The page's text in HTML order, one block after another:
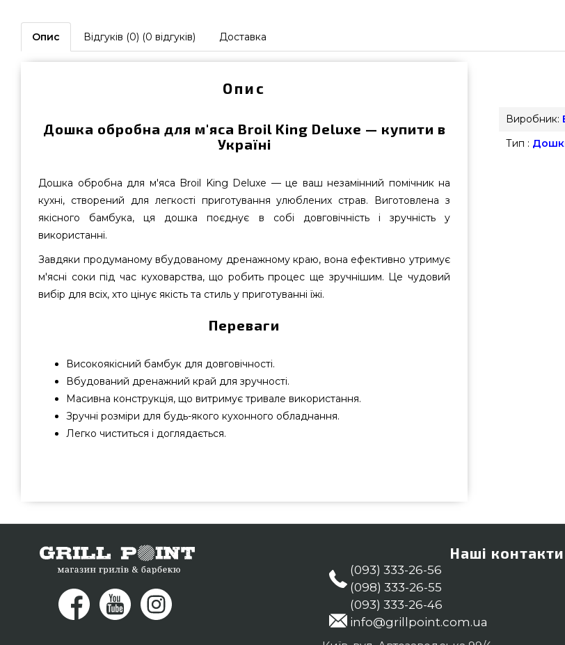
Опис Відгуків (0) (0 відгуків) Доставка
Опис
Дошка обробна для м'яса Broil King Deluxe — купити в
Україні
Дошка обробна для м'яса Broil King Deluxe — це ваш незамінний помічник на
кухні, створений для легкості приготування улюблених страв. Виготовлена з
якісного бамбука, ця дошка поєднує в собі довговічність і зручність у
використанні.
Завдяки продуманому вбудованому дренажному краю, вона ефективно утримує
м'ясні соки під час куховарства, що робить процес ще зручнішим. Це чудовий
вибір для всіх, хто цінує якість та стиль у приготуванні їжі.
Переваги
Високоякісний бамбук для довговічності.
Вбудований дренажний край для зручності.
Масивна конструкція, що витримує тривале використання.
Зручні розміри для будь-якого кухонного обладнання.
Легко чиститься і доглядається.
в магазині грилів та барбекю Гриль Поінт. Привабливі пропозиції на Обробні дошки в
каталозі магазину GrillPoint. Наберіть нашим продавцям на телефонний номер (044)
Виробник:
Тип :
Наші контакти
(093) 333-26-56
(098) 333-26-55
(093) 333-26-46
info@grillpoint.com.ua